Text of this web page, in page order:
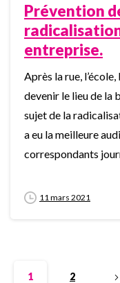
Prévention
entreprise.
Après la rue,
devenir le lieu de la
sujet de la
a eu la meilleure
correspondants
11 mars 2021
1 2